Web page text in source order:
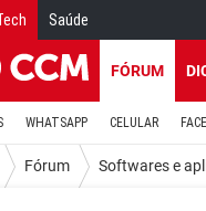
Saúde
FÓRUM
WHATSAPP CELULAR
Fórum Softwares e